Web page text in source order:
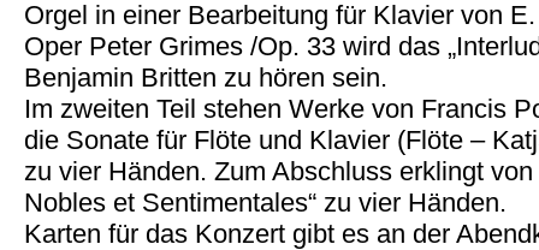
Orgel in einer Bearbeitung für Klavier von
Oper Peter Grimes /Op. 33 wird das
Benjamin Britten zu hören sein.
Im zweiten Teil stehen Werke von Francis
die Sonate für Flöte und Klavier (Flöte –
zu vier Händen. Zum Abschluss erklingt
Nobles et Sentimentales“ zu vier Händen.
Karten für das Konzert gibt es an der